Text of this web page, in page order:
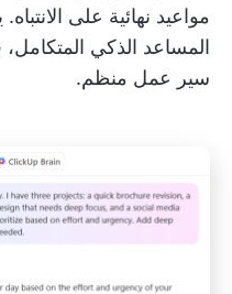
مواعيد نهائية على
المساعد الذكي المتكامل،
سير عمل منظم.